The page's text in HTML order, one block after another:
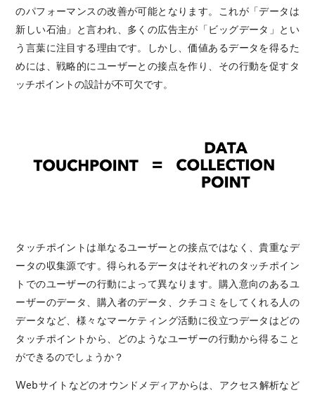
のパフォーマンスの改善が可能となります。これが「データは
新しい石油」と言われ、多くの広告主が「ビッグデータ」とい
う言葉に注目する理由です。しかし、価値あるデータを得るた
めには、戦略的にユーザーとの接点を作り、その行動を促すタ
ッチポイントの設計が不可欠です。
タッチポイントは単なるユーザーとの接点ではなく、貴重なデ
ータの収集源です。得られるデータはそれぞれのタッチポイン
トでのユーザーの行動によって異なります。購入意向のあるユ
ーザーのデータ、購入者のデータ、クチコミをしてくれる人の
データなど、様々なマーケティング活動に役立つデータはどの
タッチポイントから、どのようなユーザーの行動から得ること
ができるのでしょうか？
Webサイトなどのオウンドメディアからは、アクセス解析など